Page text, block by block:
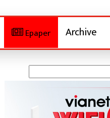
Epaper Archive
for: